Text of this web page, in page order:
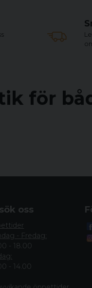
för
Ammo Center
erfarenhet
våra
oss
- Fredag:
- 18.00
- 14.00